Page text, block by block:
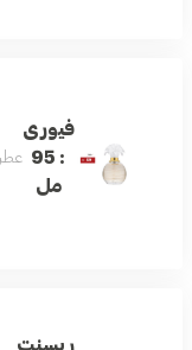
فيورى
: 95
مل
ريسنت